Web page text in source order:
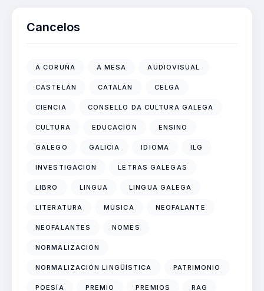
Cancelos
A CORUÑA A MESA AUDIOVISUAL
CASTELÁN CATALÁN CELGA
CIENCIA CONSELLO DA CULTURA GALEGA
CULTURA EDUCACIÓN ENSINO
GALEGO GALICIA IDIOMA ILG
INVESTIGACIÓN LETRAS GALEGAS
LIBRO LINGUA LINGUA GALEGA
LITERATURA MÚSICA NEOFALANTE
NEOFALANTES NOMES
NORMALIZACIÓN
NORMALIZACIÓN LINGÜÍSTICA PATRIMONIO
POESÍA PREMIO PREMIOS RAG